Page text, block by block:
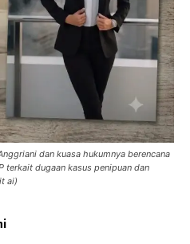
dan kuasa hukumnya berencana
terkait dugaan kasus penipuan dan
ai)